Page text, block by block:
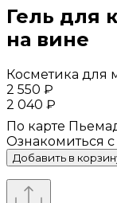
Гель для
на вине
Косметика для
2 550 ₽
2 040 ₽
По карте
Ознакомиться
Добавить в